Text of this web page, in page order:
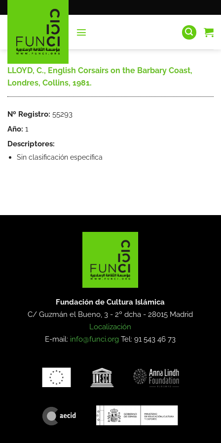
al
LLOYD, C., English Corsairs on the Barbary Coast,
Londres, Collins, 1981.
Nº Registro: 55293
Año: 1
Descriptores:
Sin clasificación específica
Fundación de Cultura Islámica
C/ Guzmán el Bueno, 3 - 2º dcha -28015 Madrid
Localización
E-mail: info@funci.org Tel: 91 543 46 73